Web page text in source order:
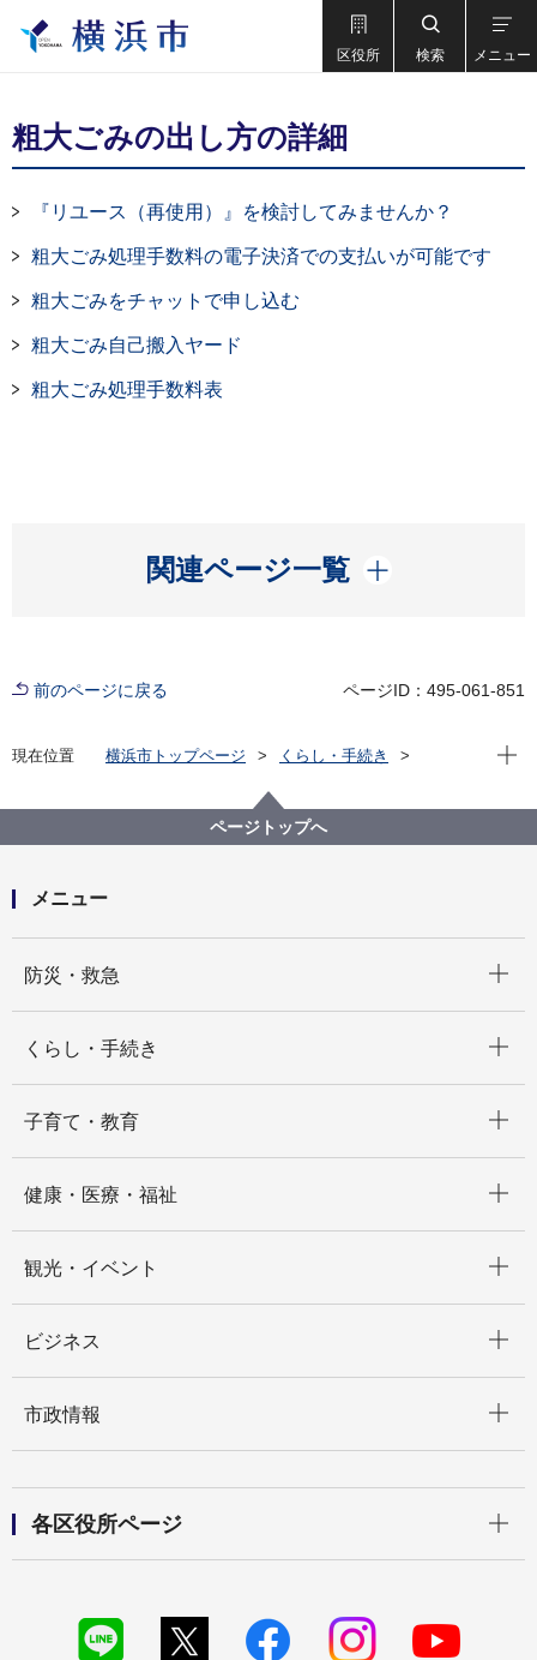
区役所 検索 メニュー
粗大ごみの出し方の詳細
『リユース（再使用）』を検討してみませんか？
粗大ごみ処理手数料の電子決済での支払いが可能です
粗大ごみをチャットで申し込む
粗大ごみ自己搬入ヤード
粗大ごみ処理手数料表
関連ページ一覧
開く
前のページに戻る ページID：495-061-851
現在位置 横浜市トップページ
くらし・手続き
ごみと資源の分け方・出し方
粗大ごみの出し方の詳細
現在
ページトップへ
メニュー
防災・救急
くらし・手続き
子育て・教育
健康・医療・福祉
観光・イベント
ビジネス
市政情報
各区役所ページ